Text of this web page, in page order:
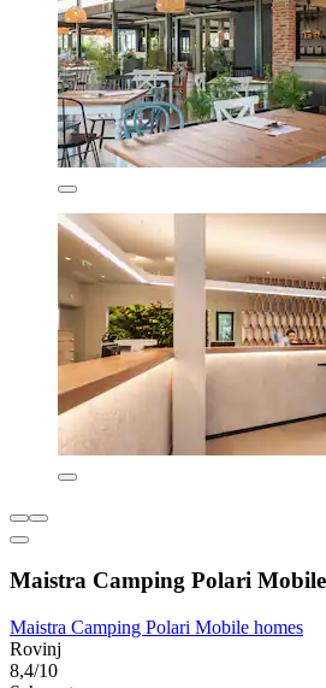
Maistra Camping Polari Mobile
Maistra Camping Polari Mobile homes
Rovinj
8,4/10